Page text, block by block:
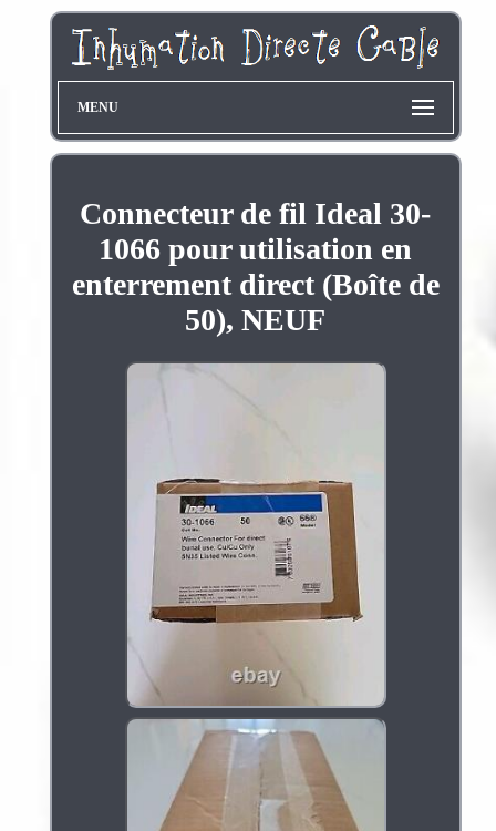
MENU
Connecteur de fil Ideal 30-
1066 pour utilisation en
enterrement direct (Boîte de
50), NEUF